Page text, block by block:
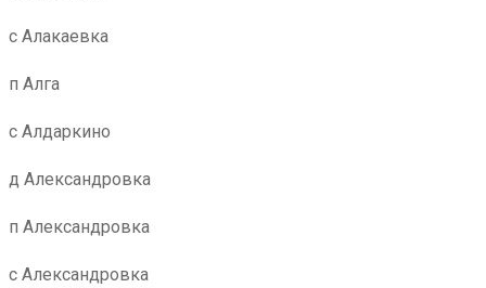
с Алакаевка
п Алга
с Алдаркино
д Александровка
п Александровка
с Александровка